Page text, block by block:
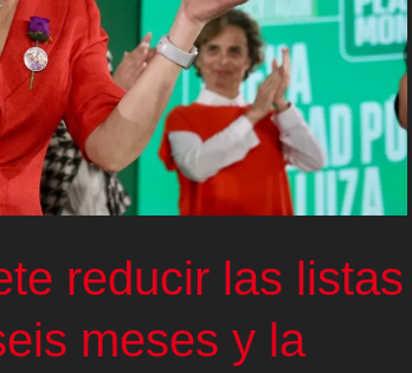
reducir las listas
meses y la